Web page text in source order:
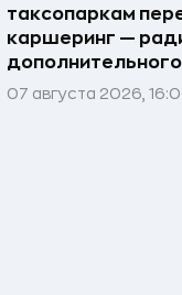
таксопаркам
каршеринг —
07 августа 2026,